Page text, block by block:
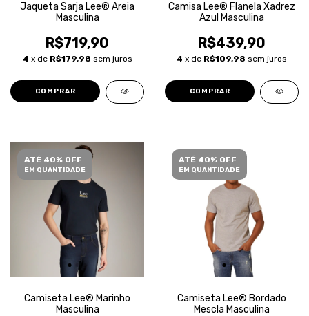
Jaqueta Sarja Lee® Areia
Masculina
R$719,90
4 x de R$179,98 sem juros
COMPRAR
Camisa Lee® Flanela Xadrez
Azul Masculina
R$439,90
4 x de R$109,98 sem juros
COMPRAR
ATÉ 40% OFF
EM QUANTIDADE
Camiseta Lee® Marinho
Masculina
ATÉ 40% OFF
EM QUANTIDADE
Camiseta Lee® Bordado
Mescla Masculina